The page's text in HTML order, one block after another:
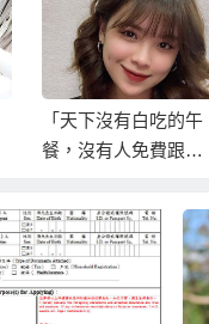
「天下沒有白吃的午
餐，沒有人免費跟你
朋友/越南老婆的愛恨